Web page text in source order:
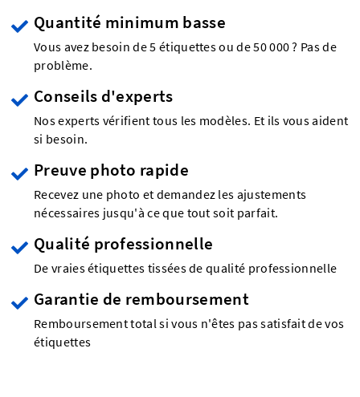
Quantité minimum basse
Vous avez besoin de 5 étiquettes ou de 50 000 ? Pas de
problème.
Conseils d'experts
Nos experts vérifient tous les modèles. Et ils vous aident
si besoin.
Preuve photo rapide
Recevez une photo et demandez les ajustements
nécessaires jusqu'à ce que tout soit parfait.
Qualité professionnelle
De vraies étiquettes tissées de qualité professionnelle
Garantie de remboursement
Remboursement total si vous n'êtes pas satisfait de vos
étiquettes